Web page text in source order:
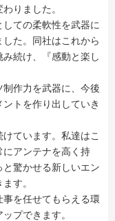
りました。
ての柔軟性を武器に
た。同社はこれから
続け、『感動と楽し
作力を武器に、今後
トを作り出していき
ています。私達はこ
アンテナを高く持
驚かせる新しいエン
す。
を任せてもらえる環
プできます。